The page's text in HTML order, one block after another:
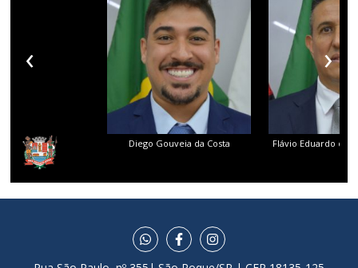
Diego Gouveia da Costa Flávio Eduardo dos
‹ ›